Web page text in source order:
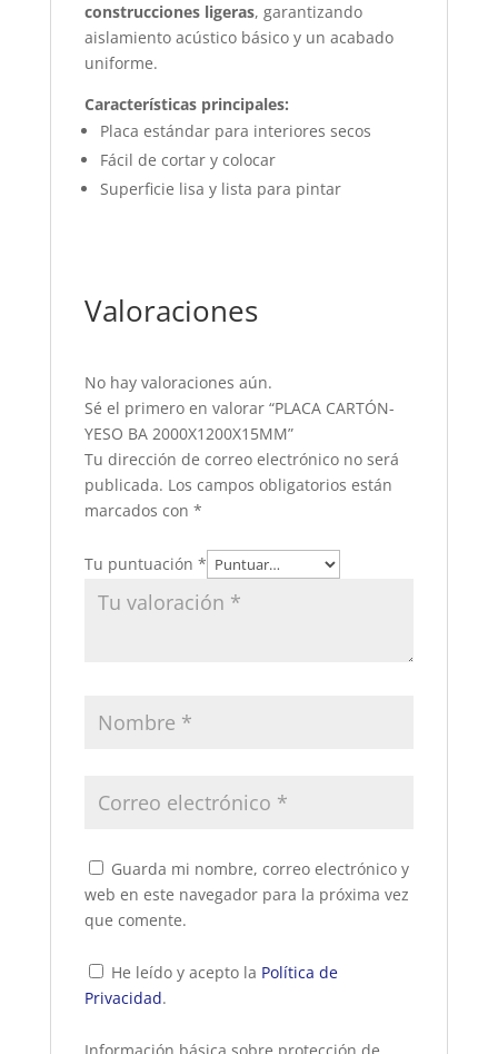
construcciones ligeras, garantizando
aislamiento acústico básico y un acabado
uniforme.
Características principales:
Placa estándar para interiores secos
Fácil de cortar y colocar
Superficie lisa y lista para pintar
Valoraciones
No hay valoraciones aún.
Sé el primero en valorar “PLACA CARTÓN-
YESO BA 2000X1200X15MM”
Tu dirección de correo electrónico no será
publicada. Los campos obligatorios están
marcados con *
Tu puntuación *
Guarda mi nombre, correo electrónico y
web en este navegador para la próxima vez
que comente.
He leído y acepto la Política de
Privacidad.